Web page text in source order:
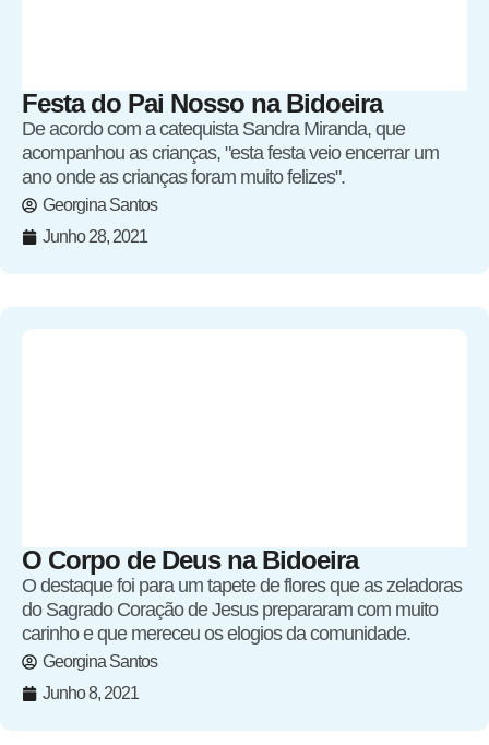
Festa do Pai Nosso na Bidoeira
De acordo com a catequista Sandra Miranda, que
acompanhou as crianças, "esta festa veio encerrar um
ano onde as crianças foram muito felizes".
Georgina Santos
Junho 28, 2021
O Corpo de Deus na Bidoeira
O destaque foi para um tapete de flores que as zeladoras
do Sagrado Coração de Jesus prepararam com muito
carinho e que mereceu os elogios da comunidade.
Georgina Santos
Junho 8, 2021